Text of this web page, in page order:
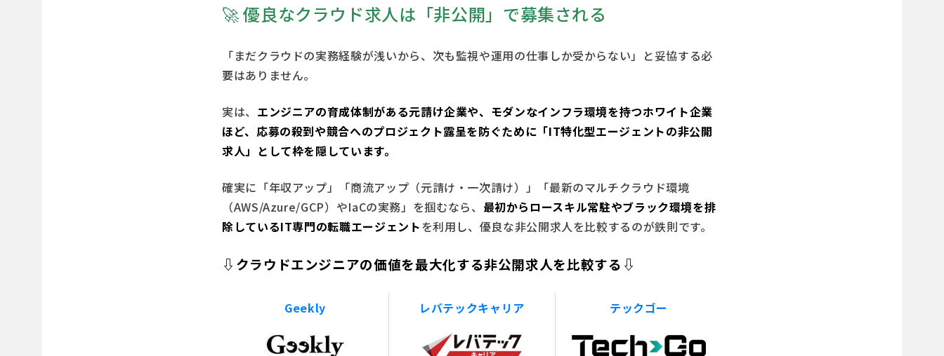
🚀 優良なクラウド求人は「非公開」で募集される
「まだクラウドの実務経験が浅いから、次も監視や運用の仕事しか受からない」と妥協する必
要はありません。
実は、 エンジニアの育成体制がある元請け企業や、モダンなインフラ環境を持つホワイト企業
ほど、応募の殺到や競合へのプロジェクト露呈を防ぐために「IT特化型エージェントの非公開
求人」として枠を隠しています。
確実に「年収アップ」「商流アップ（元請け・一次請け）」「最新のマルチクラウド環境
（AWS/Azure/GCP）やIaCの実務」を掴むなら、 最初からロースキル常駐やブラック環境を排
除しているIT専門の転職エージェント を利用し、優良な非公開求人を比較するのが鉄則です。
⇩クラウドエンジニアの価値を最大化する非公開求人を比較する⇩
Geekly レバテックキャリア テックゴー